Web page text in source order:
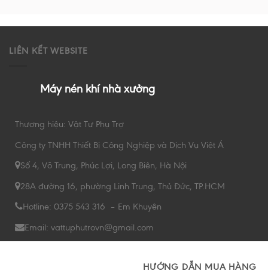
LIÊN KẾT WEBSITE
Máy nén khí nhà xưởng
Thương hiệu: Vật Tư Phụ Trợ
Công ty TNHH Thiết Bị Công Nghiệp và Dịch Vụ Việt Á
Số 4, Võ Trung, Phúc Lợi, Long Biên, Hà Nội
28A đường 16, phường Linh Trung, Thủ Đức, TP.HCM
Hotline: 0375 543 316 – Em Khuyên
Email: vattuphutrovn@gmail.com
HƯỚNG DẪN MUA HÀNG